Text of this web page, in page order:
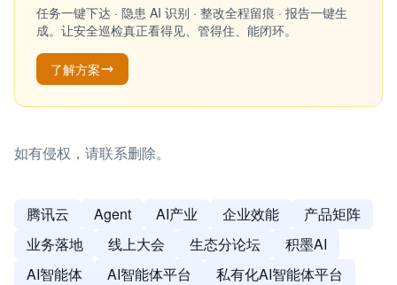
任务一键下达 · 隐患 AI 识别 · 整改全程留痕 · 报告一键生
成。让安全巡检真正看得见、管得住、能闭环。
了解方案
如有侵权，请联系删除。
腾讯云 Agent AI产业 企业效能
产品矩阵
业务落地
线上大会 生态分论坛
积墨AI
AI智能体
AI智能体平台
私有化AI智能体平台